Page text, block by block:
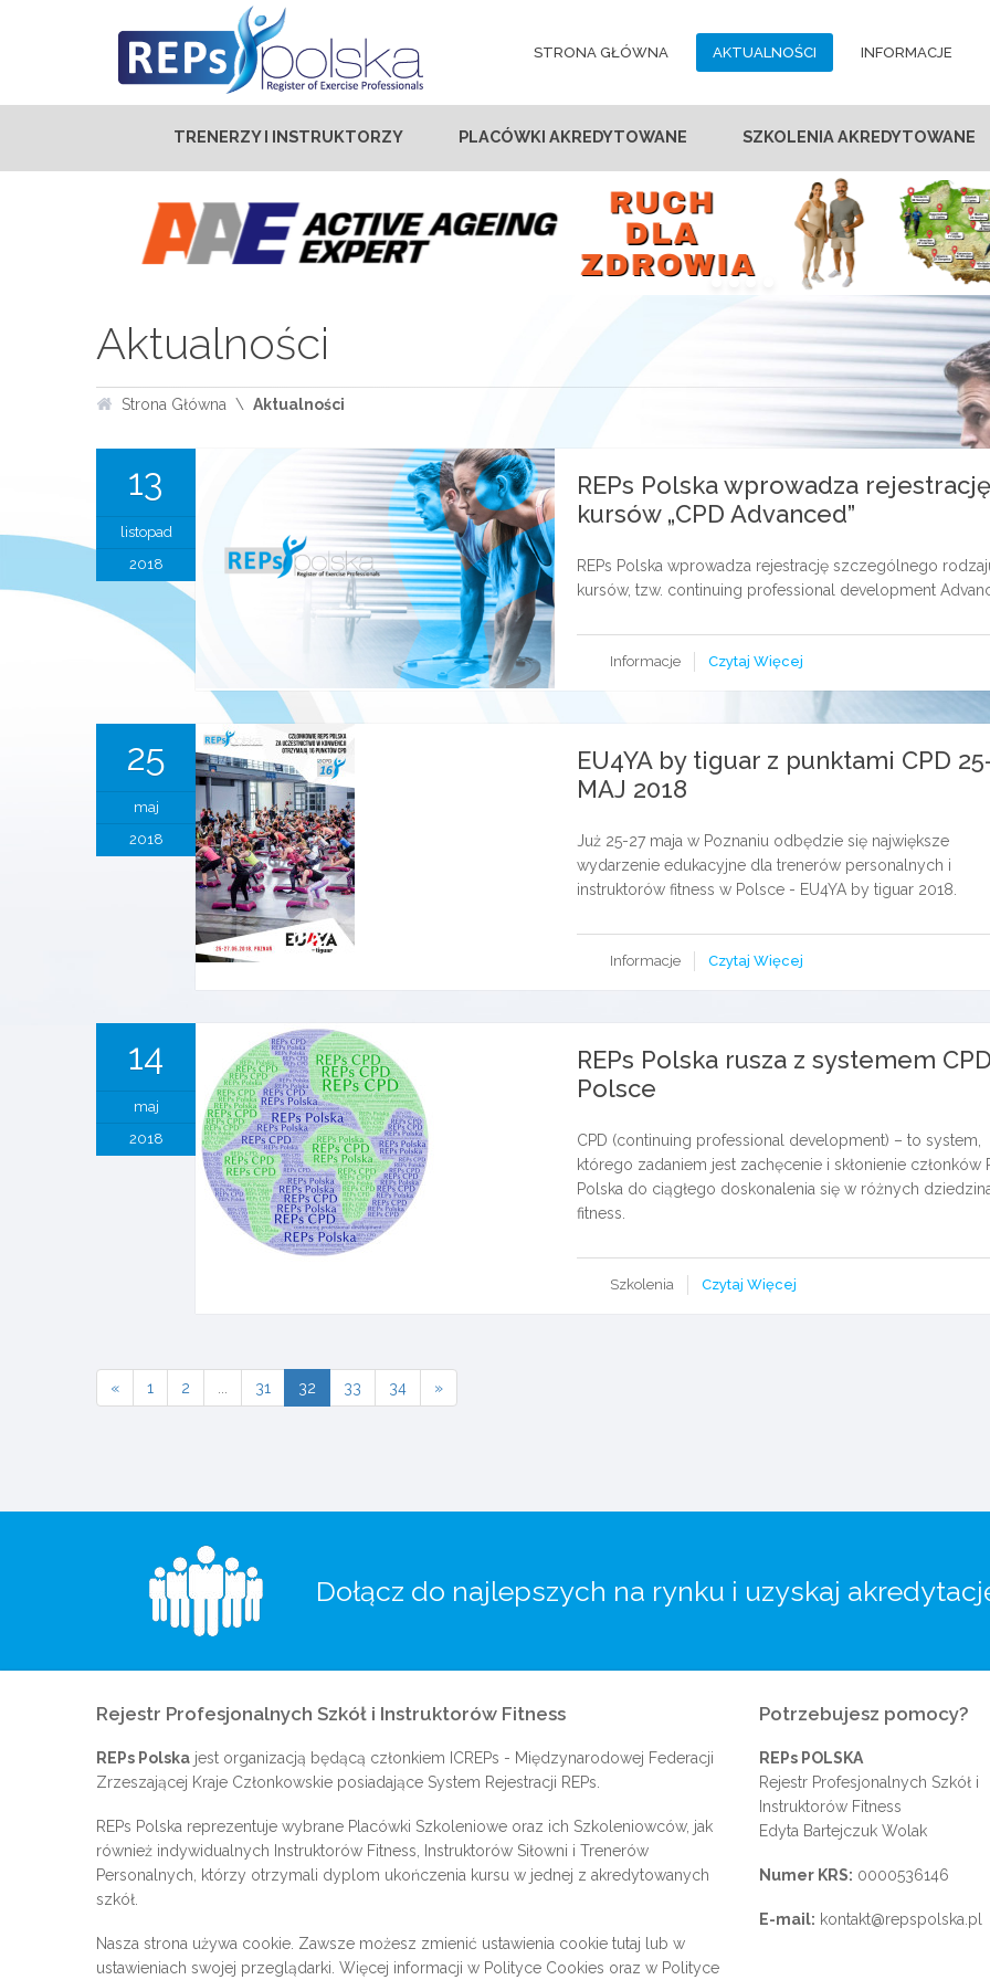
STRONA GŁÓWNA AKTUALNOŚCI INFORMACJE
TRENERZY I INSTRUKTORZY PLACÓWKI AKREDYTOWANE SZKOLENIA AKREDYTOWANE
Aktualności
Strona Główna Aktualności
13
listopad
2018
REPs Polska wprowadza rejestrację
kursów „CPD Advanced”
REPs Polska wprowadza rejestrację szczególnego
kursów, tzw. continuing professional development
Informacje Czytaj Więcej
25
maj
2018
EU4YA by tiguar z punktami CPD
MAJ 2018
Już 25-27 maja w Poznaniu odbędzie się największe
wydarzenie edukacyjne dla trenerów personalnych i
instruktorów fitness w Polsce - EU4YA by tiguar 2018.
Informacje Czytaj Więcej
14
maj
2018
REPs Polska rusza z systemem
Polsce
CPD (continuing professional development) – to system,
którego zadaniem jest zachęcenie i skłonienie członków
Polska do ciągłego doskonalenia się w różnych
fitness.
Szkolenia Czytaj Więcej
« 1 2 31 32 33 34 »
Dołącz do najlepszych na rynku i uzyskaj
Rejestr Profesjonalnych Szkół i Instruktorów Fitness
REPs Polska jest organizacją będącą członkiem ICREPs - Międzynarodowej Federacji
Zrzeszającej Kraje Członkowskie posiadające System Rejestracji REPs.
REPs Polska reprezentuje wybrane Placówki Szkoleniowe oraz ich Szkoleniowców, jak
również indywidualnych Instruktorów Fitness, Instruktorów Siłowni i Trenerów
Personalnych, którzy otrzymali dyplom ukończenia kursu w jednej z akredytowanych
szkół.
Nasza strona używa cookie. Zawsze możesz zmienić ustawienia cookie tutaj lub w
ustawieniach swojej przeglądarki. Więcej informacji w Polityce Cookies oraz w Polityce
Potrzebujesz pomocy?
REPs POLSKA
Rejestr Profesjonalnych Szkół i
Instruktorów Fitness
Edyta Bartejczuk Wolak
Numer KRS: 0000536146
E-mail: kontakt@repspolska.pl